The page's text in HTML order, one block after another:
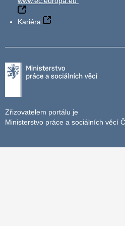
Kariéra
Zřizovatelem portálu je
Ministerstvo práce a sociálních věcí